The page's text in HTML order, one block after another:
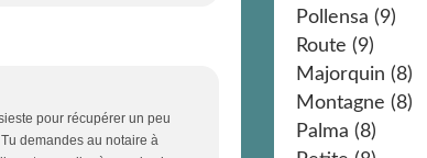
pour récupérer un peu
demandes au notaire à
Pollensa (9)
Route (9)
Majorquin (8)
Montagne (8)
Palma (8)